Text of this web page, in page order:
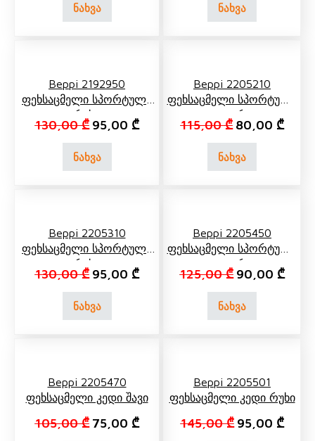
ნახვა ნახვა
Beppi 2192950
Ფეხსაცმელი Სპორტული
Რუხი
130,00₾ Original price was: 130,00 ₾.
95,00 ₾Current price is: 95,00 ₾.
ნახვა
Beppi 2205210
Ფეხსაცმელი Სპორტული
Თეთრი
115,00₾ Original price
80,00 ₾
ნახვა
Beppi 2205310
Ფეხსაცმელი Სპორტული
Რუხი
130,00₾ Original price was: 130,00 ₾.
95,00 ₾Current price is: 95,00 ₾.
ნახვა
Beppi 2205450
Ფეხსაცმელი Სპორტული
Თეთრი
125,00₾ Original price
90,00 ₾
ნახვა
Beppi 2205470
Ფეხსაცმელი Კედი Შავი
105,00₾ Original price was: 105,00 ₾.
75,00 ₾Current price is: 75,00 ₾.
Beppi 2205501
Ფეხსაცმელი Კედი Რუხი
145,00₾ Original price
95,00 ₾